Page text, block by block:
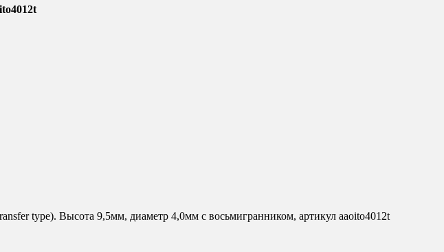
type). Высота 9,5мм, диаметр 4,0мм с восьмигранником, артикул aaoito4012t